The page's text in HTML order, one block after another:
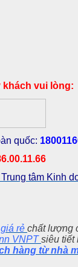
khách vui lòng:
quốc:
tâm Kinh
rẻ chất lượng
VNPTsiêu tiết
hàng từ nhà